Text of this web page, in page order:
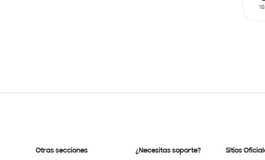
Otras secciones ¿Necesitas soporte? Sitios